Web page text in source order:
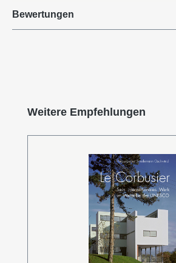
Bewertungen
Produktgalerie überspringen
Weitere Empfehlungen